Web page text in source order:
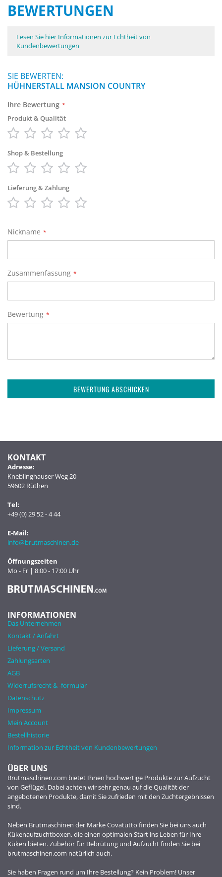
BEWERTUNGEN
Lesen Sie hier Informationen zur Echtheit von
Kundenbewertungen
SIE BEWERTEN:
HÜHNERSTALL MANSION COUNTRY
Ihre Bewertung
Produkt & Qualität
star
stars
stars
stars
stars
Shop & Bestellung
star
stars
stars
stars
stars
Lieferung & Zahlung
Nickname
Zusammenfassung
Bewertung
BEWERTUNG ABSCHICKEN
KONTAKT
Adresse:
Kneblinghauser Weg 20
59602 Rüthen
Tel:
+49 (0) 29 52 - 4 44
E-Mail:
info@brutmaschinen.de
Öffnungszeiten
Mo - Fr | 8:00 - 17:00 Uhr
INFORMATIONEN
Das Unternehmen
Kontakt / Anfahrt
Lieferung / Versand
Zahlungsarten
AGB
Widerrufsrecht & -formular
Datenschutz
Impressum
Mein Account
Bestellhistorie
Information zur Echtheit von Kundenbewertungen
ÜBER UNS
Brutmaschinen.com bietet Ihnen hochwertige Produkte zur Aufzucht
von Geflügel. Dabei achten wir sehr genau auf die Qualität der
angebotenen Produkte, damit Sie zufrieden mit den Zuchtergebnissen
sind.
Neben Brutmaschinen der Marke Covatutto finden Sie bei uns auch
Kükenaufzuchtboxen, die einen optimalen Start ins Leben für Ihre
Küken bieten. Zubehör für Bebrütung und Aufzucht finden Sie bei
brutmaschinen.com natürlich auch.
Sie haben Fragen rund um Ihre Bestellung? Kein Problem! Unser